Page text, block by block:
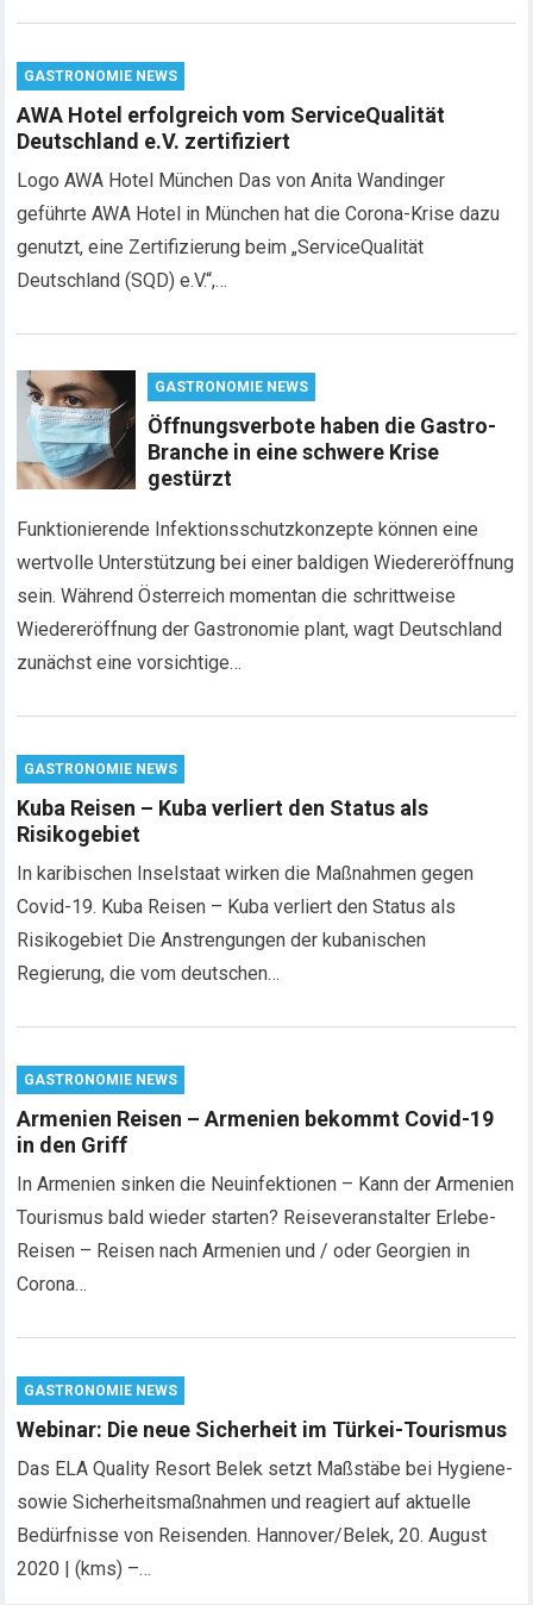
GASTRONOMIE NEWS
AWA Hotel erfolgreich vom ServiceQualität
Deutschland e.V. zertifiziert
Logo AWA Hotel München Das von Anita Wandinger
geführte AWA Hotel in München hat die Corona-Krise dazu
genutzt, eine Zertifizierung beim „ServiceQualität
Deutschland (SQD) e.V.“,…
GASTRONOMIE NEWS
Öffnungsverbote haben die Gastro-
Branche in eine schwere Krise
gestürzt
Funktionierende Infektionsschutzkonzepte können eine
wertvolle Unterstützung bei einer baldigen Wiedereröffnung
sein. Während Österreich momentan die schrittweise
Wiedereröffnung der Gastronomie plant, wagt Deutschland
zunächst eine vorsichtige…
GASTRONOMIE NEWS
Kuba Reisen – Kuba verliert den Status als
Risikogebiet
In karibischen Inselstaat wirken die Maßnahmen gegen
Covid-19. Kuba Reisen – Kuba verliert den Status als
Risikogebiet Die Anstrengungen der kubanischen
Regierung, die vom deutschen…
GASTRONOMIE NEWS
Armenien Reisen – Armenien bekommt Covid-19
in den Griff
In Armenien sinken die Neuinfektionen – Kann der Armenien
Tourismus bald wieder starten? Reiseveranstalter Erlebe-
Reisen – Reisen nach Armenien und / oder Georgien in
Corona…
GASTRONOMIE NEWS
Webinar: Die neue Sicherheit im Türkei-Tourismus
Das ELA Quality Resort Belek setzt Maßstäbe bei Hygiene-
sowie Sicherheitsmaßnahmen und reagiert auf aktuelle
Bedürfnisse von Reisenden. Hannover/Belek, 20. August
2020 | (kms) –…